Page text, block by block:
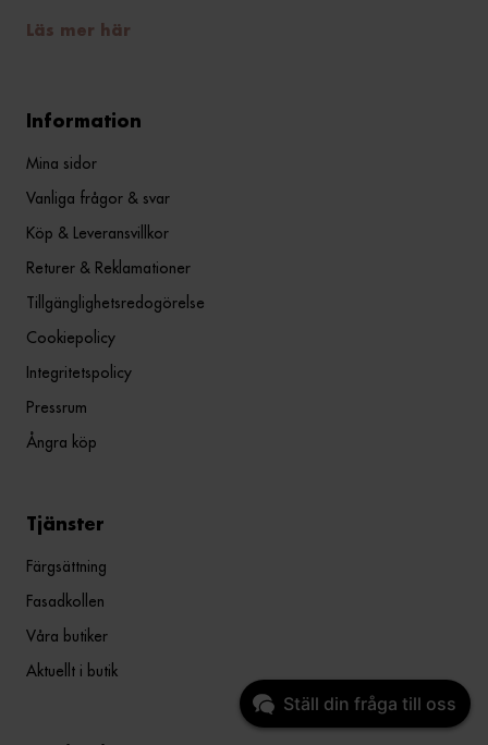
Läs mer här
Information
Mina sidor
Vanliga frågor & svar
Köp & Leveransvillkor
Returer & Reklamationer
Tillgänglighetsredogörelse
Cookiepolicy
Integritetspolicy
Pressrum
Ångra köp
Tjänster
Färgsättning
Fasadkollen
Våra butiker
Aktuellt i butik
Ställ din fråga till oss